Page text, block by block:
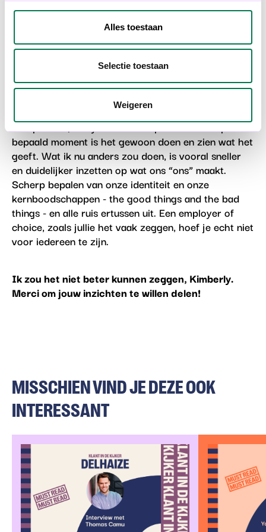
Alles toestaan
Selectie toestaan
Weigeren
Afsluiter: wat zou je tegen de Kimberly zeggen van
pakweg 5 jaar geleden met de kennis die je nu
Ik zou om te beginnen zeggen dat ze mag
vertrouwen op het buikgevoel dat bij employer
branding voor een deel komt kijken. Je kan heel veel
overpeinzen, analyseren en bespreken maar op een
bepaald moment is het gewoon doen en zien wat het
geeft. Wat ik nu anders zou doen, is vooral sneller
en duidelijker inzetten op wat ons “ons” maakt.
Scherp bepalen van onze identiteit en onze
kernboodschappen - the good things and the bad
things - en alle ruis ertussen uit. Een employer of
choice, zoals jullie het vaak zeggen, hoef je echt niet
voor iedereen te zijn.
Ik zou het niet beter kunnen zeggen, Kimberly.
Merci om jouw inzichten te willen delen!
MISSCHIEN VIND JE DEZE OOK
INTERESSANT